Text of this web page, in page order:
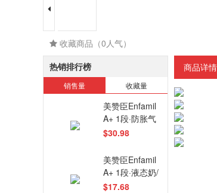
收藏商品（0人气）
热销排行榜
销售量 收藏量
美赞臣Enfamil
A+ 1段·防胀气
奶粉·629g/罐
$30.98
美赞臣Enfamil
A+ 1段·液态奶/
水奶（237ml*6
$17.68
商品详情